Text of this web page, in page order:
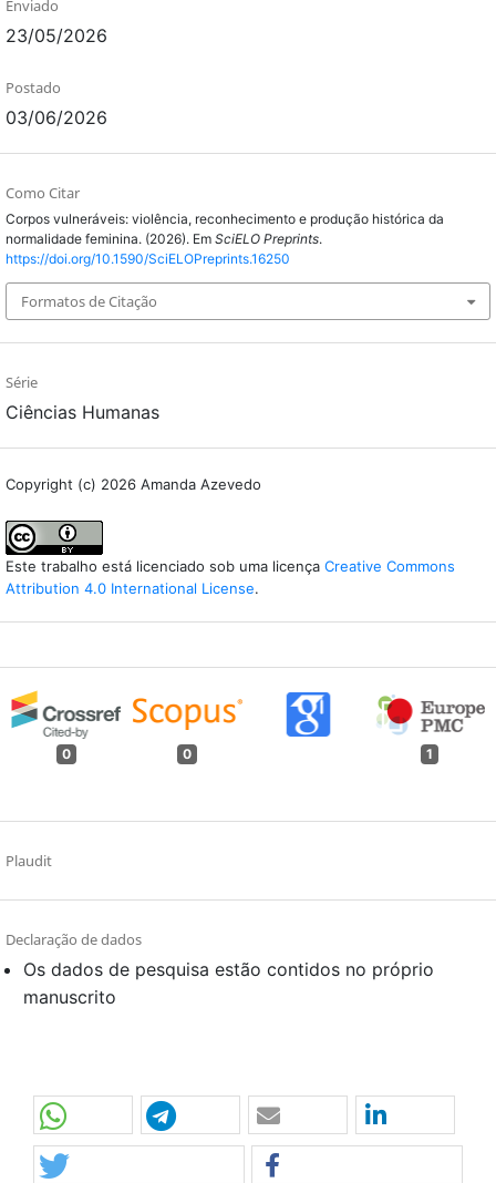
Enviado
23/05/2026
Postado
03/06/2026
Como Citar
Corpos vulneráveis: violência, reconhecimento e produção histórica da
normalidade feminina. (2026). Em SciELO Preprints.
https://doi.org/10.1590/SciELOPreprints.16250
Formatos de Citação
Série
Ciências Humanas
Copyright (c) 2026 Amanda Azevedo
Este trabalho está licenciado sob uma licença Creative Commons
Attribution 4.0 International License.
0 0 1
Plaudit
Declaração de dados
Os dados de pesquisa estão contidos no próprio
manuscrito